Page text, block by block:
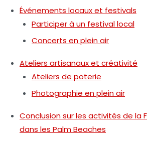
Événements locaux et festivals
Participer à un festival local
Concerts en plein air
Ateliers artisanaux et créativité
Ateliers de poterie
Photographie en plein air
Conclusion sur les activités de la
dans les Palm Beaches